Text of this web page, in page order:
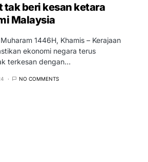
tak beri kesan ketara
Malaysia
1446H, Khamis – Kerajaan
ekonomi negara terus
terkesan dengan…
NO COMMENTS